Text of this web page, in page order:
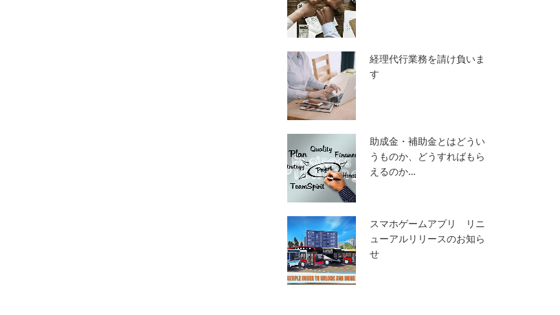
経理代行業務を請け負いま
す
助成金・補助金とはどうい
うものか、どうすればもら
えるのか…
スマホゲームアプリ リニ
ューアルリリースのお知ら
せ